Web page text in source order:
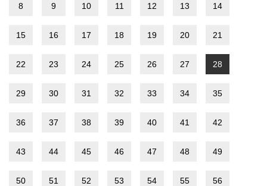
8 9 10 11 12 13 14
15 16 17 18 19 20 21
22 23 24 25 26 27 28
29 30 31 32 33 34 35
36 37 38 39 40 41 42
43 44 45 46 47 48 49
50 51 52 53 54 55 56